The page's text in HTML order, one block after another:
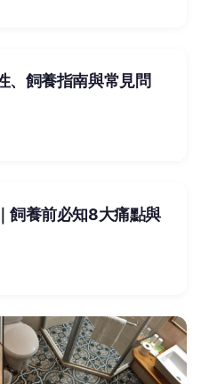
、飼養指南與常見問
飼養前必知8大痛點與